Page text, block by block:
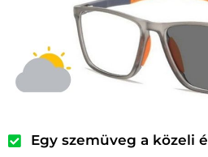
Egy szemüveg a közeli